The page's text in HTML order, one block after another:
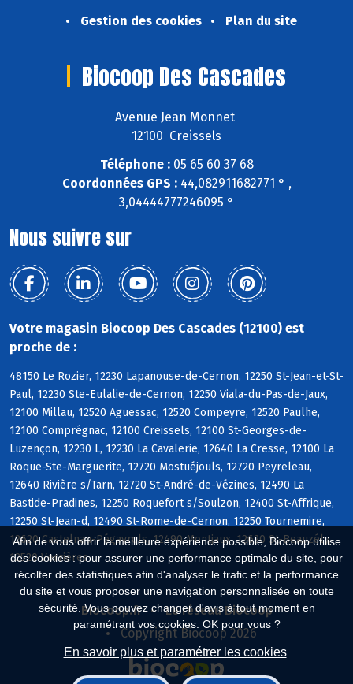
Afin de vous offrir la meilleure expérience possible, Biocoop utilise
des cookies : pour assurer une performance optimale du site, pour
récolter des statistiques afin d'analyser le trafic et la performance
du site et vous proposer une navigation personnalisée en toute
sécurité. Vous pouvez changer d'avis à tout moment en
paramétrant vos cookies. OK pour vous ?
En savoir plus et paramétrer les cookies
Gestion des cookies
Plan du site
Biocoop Des Cascades
Avenue Jean Monnet
12100 Creissels
Téléphone :05 65 60 37 68
Coordonnées GPS :44,082911682771 ° ,
3,04444777246095 °
Nous suivre sur
Votre magasin Biocoop Des Cascades (12100) est
proche de :
48150 Le Rozier, 12230 Lapanouse-de-Cernon, 12250 St-Jean-et-St-
Paul, 12230 Ste-Eulalie-de-Cernon, 12250 Viala-du-Pas-de-Jaux,
12100 Millau, 12520 Aguessac, 12520 Compeyre, 12520 Paulhe,
12100 Comprégnac, 12100 Creissels, 12100 St-Georges-de-
Luzençon, 12230 L, 12230 La Cavalerie, 12640 La Cresse, 12100 La
Roque-Ste-Marguerite, 12720 Mostuéjouls, 12720 Peyreleau,
12640 Rivière s/Tarn, 12720 St-André-de-Vézines, 12490 La
Bastide-Pradines, 12250 Roquefort s/Soulzon, 12400 St-Affrique,
12250 St-Jean-d, 12490 St-Rome-de-Cernon, 12250 Tournemire,
12620 Castelnau-Pégayrols, 12490 Montjaux, 12620 St-Beauzély,
12520 Verrières
Biocoop.fr
Le réseau Biocoop
Copyright Biocoop 2026